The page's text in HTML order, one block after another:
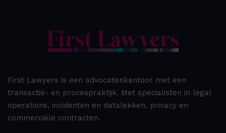
First Lawyers is een advocatenkantoor met een
transactie- en procespraktijk. Met specialisten in legal
operations, incidenten en datalekken, privacy en
commerciële contracten.